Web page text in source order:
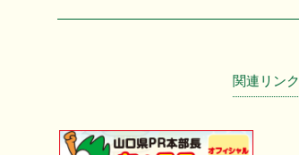
関連リンク